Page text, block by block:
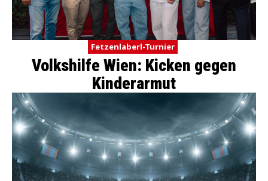
Fetzenlaberl-Turnier
Volkshilfe Wien: Kicken gegen
Kinderarmut